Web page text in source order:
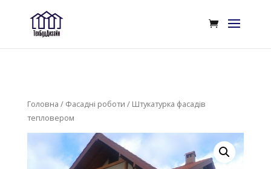
Головна / Фасадні роботи / Штукатурка фасадів
тепловером